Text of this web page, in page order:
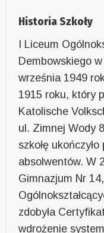
Historia Szkoły
I Liceum
Dembowskiego
września 1949
1915 roku, który
Katolische
ul. Zimnej Wody
szkołę
absolwentów. W
Gimnazjum Nr
zdobyła
wdrożenie